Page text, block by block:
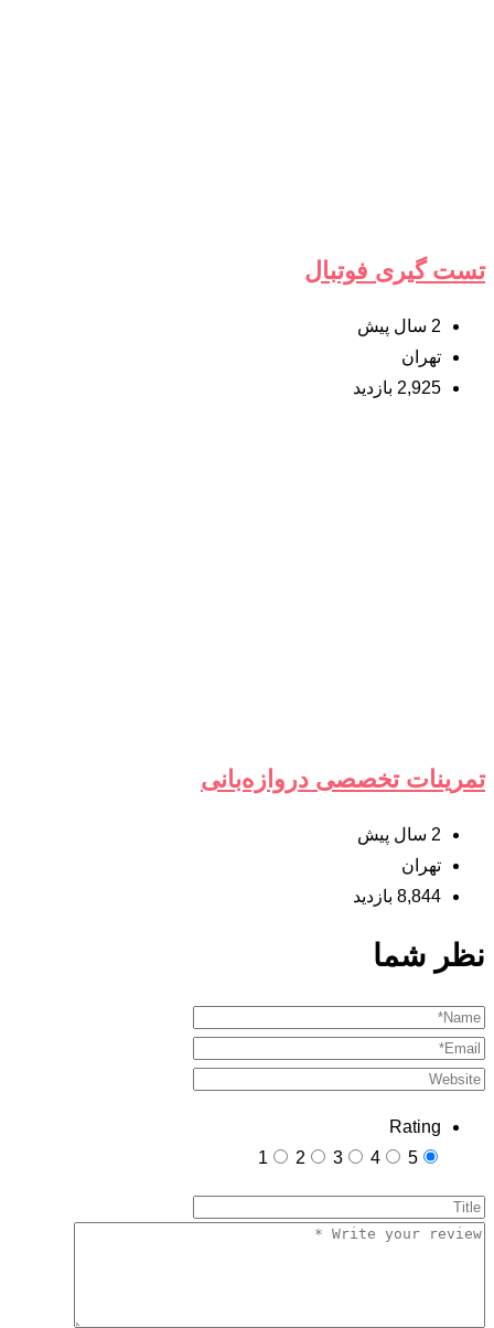
تست گیری فوتبال
2 سال پیش
تهران
2,925 بازدید
تمرینات تخصصی دروازه‌بانی
2 سال پیش
تهران
8,844 بازدید
نظر شما
Rating
5
4
3
2
1